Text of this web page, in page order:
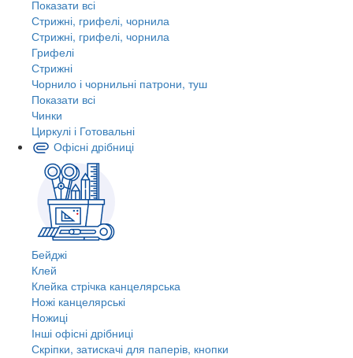
Показати всі
Стрижні, грифелі, чорнила
Стрижні, грифелі, чорнила
Грифелі
Стрижні
Чорнило і чорнильні патрони, туш
Показати всі
Чинки
Циркулі і Готовальні
Офісні дрібниці
Бейджі
Клей
Клейка стрічка канцелярська
Ножі канцелярські
Ножиці
Інші офісні дрібниці
Скріпки, затискачі для паперів, кнопки